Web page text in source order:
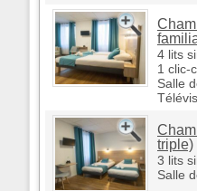
4 lits
1 clic-
Salle
triple)
3 lits
Salle